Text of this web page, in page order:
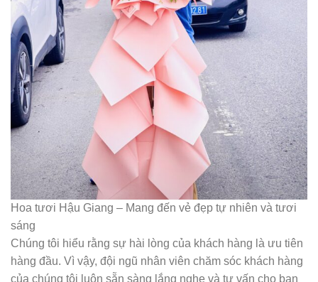
Hoa tươi Hậu Giang – Mang đến vẻ đẹp tự nhiên và tươi
sáng
Chúng tôi hiểu rằng sự hài lòng của khách hàng là ưu tiên
hàng đầu. Vì vậy, đội ngũ nhân viên chăm sóc khách hàng
của chúng tôi luôn sẵn sàng lắng nghe và tư vấn cho bạn